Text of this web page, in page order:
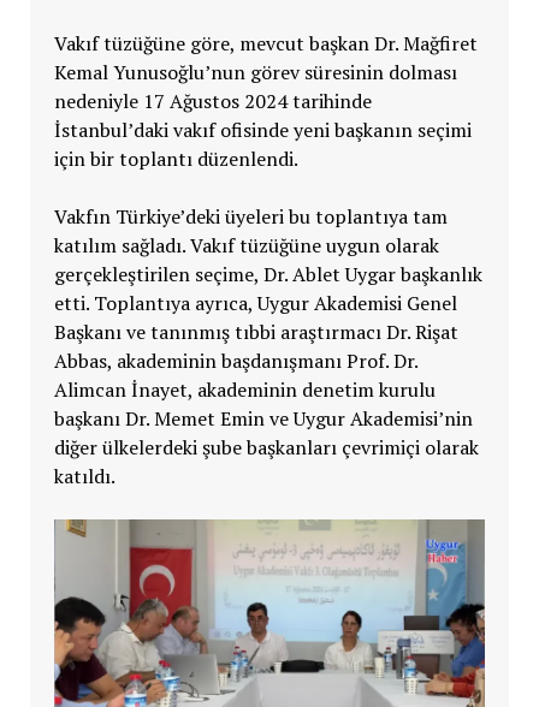
Vakıf tüzüğüne göre, mevcut başkan Dr. Mağfiret
Kemal Yunusoğlu’nun görev süresinin dolması
nedeniyle 17 Ağustos 2024 tarihinde
İstanbul’daki vakıf ofisinde yeni başkanın seçimi
için bir toplantı düzenlendi.
Vakfın Türkiye’deki üyeleri bu toplantıya tam
katılım sağladı. Vakıf tüzüğüne uygun olarak
gerçekleştirilen seçime, Dr. Ablet Uygar başkanlık
etti. Toplantıya ayrıca, Uygur Akademisi Genel
Başkanı ve tanınmış tıbbi araştırmacı Dr. Rişat
Abbas, akademinin başdanışmanı Prof. Dr.
Alimcan İnayet, akademinin denetim kurulu
başkanı Dr. Memet Emin ve Uygur Akademisi’nin
diğer ülkelerdeki şube başkanları çevrimiçi olarak
katıldı.